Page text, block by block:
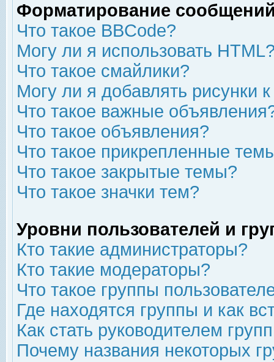
Форматирование
Что такое BBCode?
Могу ли я использовать
Что такое смайлики?
Могу ли я добавлять рисунки
Что такое важные
Что такое объявления?
Что такое прикрепленные
Что такое закрытые темы?
Что такое значки тем?
Уровни пользователей и
Кто такие администраторы?
Кто такие модераторы?
Что такое группы
Где находятся группы и как
Как стать руководителем
Почему названия некоторых